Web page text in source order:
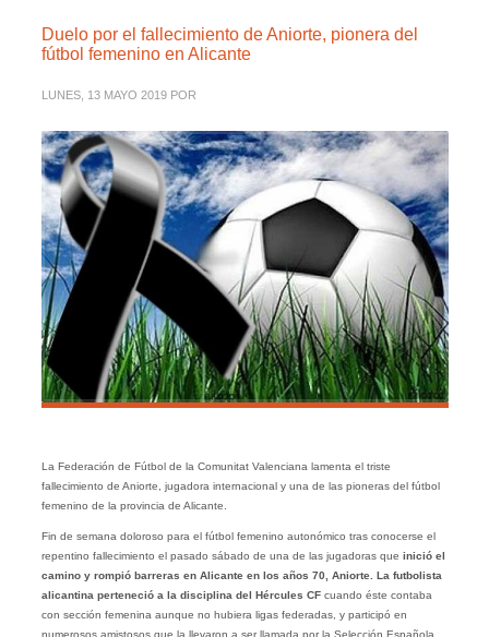
Duelo por el fallecimiento de Aniorte, pionera del
fútbol femenino en Alicante
LUNES, 13 MAYO 2019 POR
La Federación de Fútbol de la Comunitat Valenciana lamenta el triste
fallecimiento de Aniorte, jugadora internacional y una de las pioneras del fútbol
femenino de la provincia de Alicante.
Fin de semana doloroso para el fútbol femenino autonómico tras conocerse el
repentino fallecimiento el pasado sábado de una de las jugadoras que inició el
camino y rompió barreras en Alicante en los años 70, Aniorte. La futbolista
alicantina perteneció a la disciplina del Hércules CFcuando éste contaba
con sección femenina aunque no hubiera ligas federadas, y participó en
numerosos amistosos que la llevaron a ser llamada por la Selección Española,